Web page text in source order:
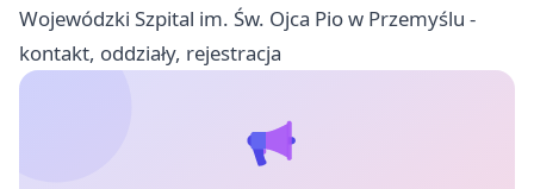
Wojewódzki Szpital im. Św. Ojca Pio w Przemyślu -
kontakt, oddziały, rejestracja